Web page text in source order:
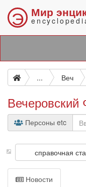
Э Мир
... Веч
Вечеровский
Персоны etc
справочная
Новости